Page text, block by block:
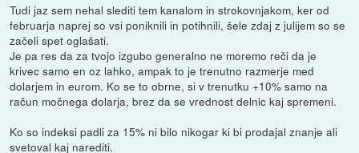
Tudi jaz sem nehal slediti tem kanalom in strokovnjakom, ker od
februarja naprej so vsi poniknili in potihnili, šele zdaj z julijem so se
začeli spet oglašati.
Je pa res da za tvojo izgubo generalno ne moremo reči da je
krivec samo en oz lahko, ampak to je trenutno razmerje med
dolarjem in eurom. Ko se to obrne, si v trenutku +10% samo na
račun močnega dolarja, brez da se vrednost delnic kaj spremeni.
Ko so indeksi padli za 15% ni bilo nikogar ki bi prodajal znanje ali
svetoval kaj narediti.